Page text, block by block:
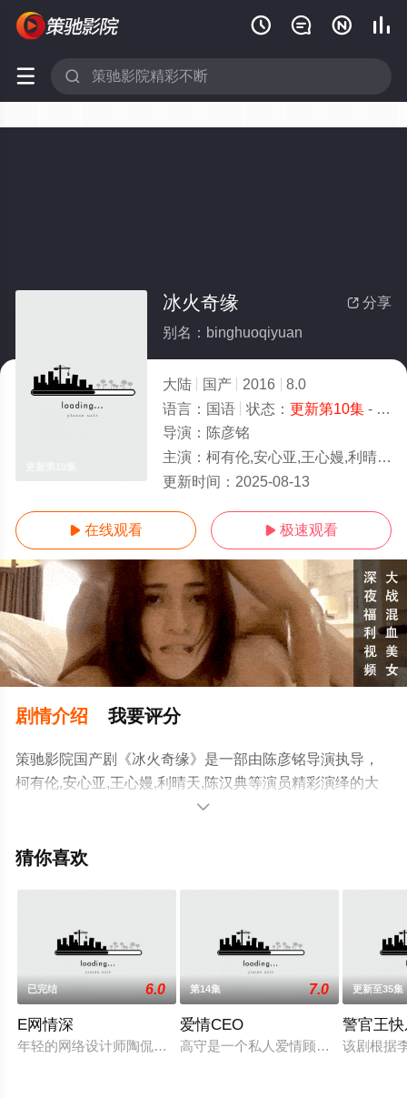
   
 
 分享
冰火奇缘
别名：binghuoqiyuan
大陆 国产 2016
8.0
语言： 国语 状态： 更新第10集- 免费在线观看
导演： 陈彦铭
主演： 柯有伦,安心亚,王心嫚,利晴天,陈汉典
更新时间： 2025-08-13
 在线观看  极速观看
剧情介绍 我要评分
策驰影院国产剧《冰火奇缘》是一部由陈彦铭导演执导，
柯有伦,安心亚,王心嫚,利晴天,陈汉典等演员精彩演绎的大
陆电视剧，手机免费观看高清无删减完整版电视剧全集就
猫或剧情网等平台了解。

猜你喜欢
已完结 6.0
E网情深
年轻的网络设计师陶侃（陆毅 饰）在一次作品比赛中结识了柳
第14集 7.0
爱情CEO
高守是一个私人爱情顾问，专门为顾
更新至35集
警官王
该剧根据